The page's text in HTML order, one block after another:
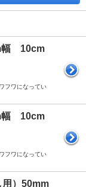
幅 10cm
フワになってい
幅 10cm
フワになってい
用）50mm